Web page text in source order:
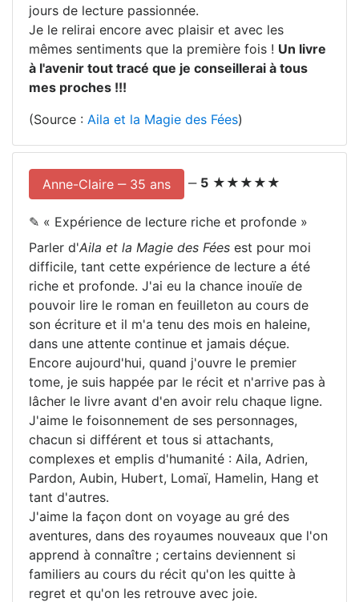
jours de lecture passionnée.
Je le relirai encore avec plaisir et avec les
mêmes sentiments que la première fois ! Un livre
à l'avenir tout tracé que je conseillerai à tous
mes proches !!!
(Source : Aila et la Magie des Fées)
Anne-Claire ‒ 35 ans ‒ 5 ★★★★★
✎ « Expérience de lecture riche et profonde »
Parler d'Aila et la Magie des Fées est pour moi
difficile, tant cette expérience de lecture a été
riche et profonde. J'ai eu la chance inouïe de
pouvoir lire le roman en feuilleton au cours de
son écriture et il m'a tenu des mois en haleine,
dans une attente continue et jamais déçue.
Encore aujourd'hui, quand j'ouvre le premier
tome, je suis happée par le récit et n'arrive pas à
lâcher le livre avant d'en avoir relu chaque ligne.
J'aime le foisonnement de ses personnages,
chacun si différent et tous si attachants,
complexes et emplis d'humanité : Aila, Adrien,
Pardon, Aubin, Hubert, Lomaï, Hamelin, Hang et
tant d'autres.
J'aime la façon dont on voyage au gré des
aventures, dans des royaumes nouveaux que l'on
apprend à connaître ; certains deviennent si
familiers au cours du récit qu'on les quitte à
regret et qu'on les retrouve avec joie.